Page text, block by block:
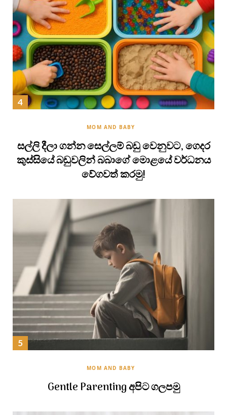
MOM AND BABY
සල්ලි දීලා ගන්න සෙල්ලම් බඩු වෙනුවට, ගෙදර
කුස්සියේ බඩුවලින් බබාගේ මොළයේ වර්ධනය
වේගවත් කරමු!
MOM AND BABY
Gentle Parenting අපිට ගලපමු